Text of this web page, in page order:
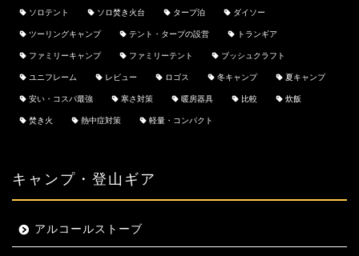
ソロテント ソロ焚き火台 タープ泊 ダイソー
ツーリングキャンプ テント・タープの設営 トランギア
ファミリーキャンプ ファミリーテント ブッシュクラフト
ユニフレーム レビュー ロゴス 冬キャンプ 夏キャンプ
安い・コスパ最強 寒さ対策 暖房器具 比較 炊飯
焚き火 熱中症対策 軽量・コンパクト
キャンプ・登山ギア
アルコールストーブ